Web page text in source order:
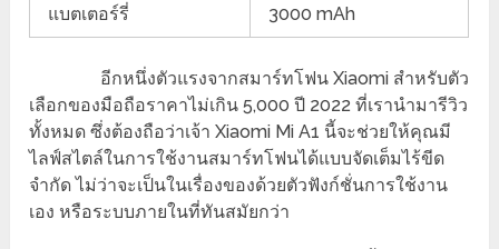
แบตเตอร์รี่ 3000 mAh
อีกหนึ่งตัวแรงจากสมาร์ทโฟน Xiaomi สำหรับตัว
เลือกของมือถือราคาไม่เกิน 5,000 ปี 2022 ที่เรานำมารีวิว
ทั้งหมด ซึ่งต้องถือว่าเจ้า Xiaomi Mi A1 นี้จะช่วยให้คุณมี
ไลฟ์สไตล์ในการใช้งานสมาร์ทโฟนได้แบบจัดเต็มไร้ขีด
จำกัด ไม่ว่าจะเป็นในเรื่องของด้วยตัวฟังก์ชั่นการใช้งาน
เอง หรือระบบภายในที่ทันสมัยกว่า